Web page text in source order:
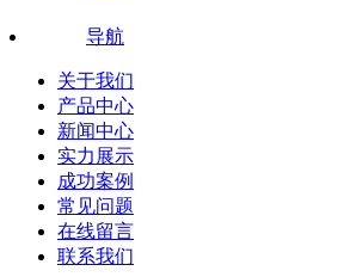
导航
关于我们
产品中心
新闻中心
实力展示
成功案例
常见问题
在线留言
联系我们